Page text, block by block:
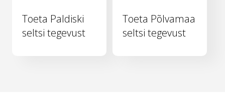
Toeta Paldiski
seltsi tegevust
Toeta Põlvamaa
seltsi tegevust